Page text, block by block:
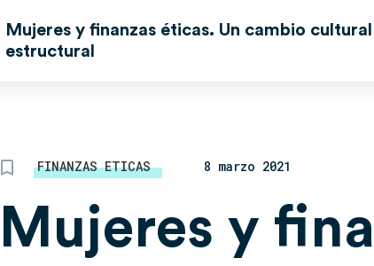
Mujeres y finanzas éticas. Un cambio
estructural
FINANZAS ETICAS 8 marzo 2021
Mujeres y